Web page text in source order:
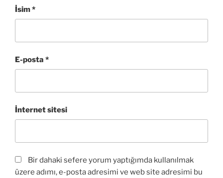
İsim*
E-posta *
İnternet sitesi
Bir dahaki sefere yorum yaptığımda kullanılmak
üzere adımı, e-posta adresimi ve web site adresimi bu